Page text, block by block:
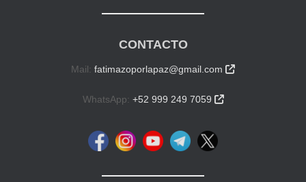
CONTACTO
Mail: fatimazoporlapaz@gmail.com 
WhatsApp: +52 999 249 7059 